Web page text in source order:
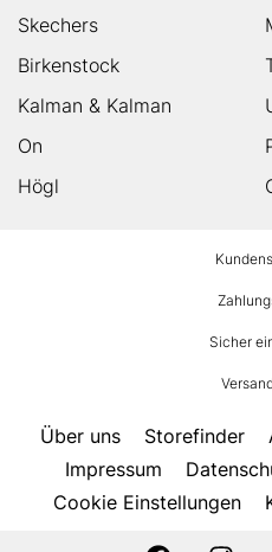
Skechers
Birkenstock
Kalman & Kalman
On
Högl
Sicher
Über uns Storefinder
Impressum
Cookie Einstellungen